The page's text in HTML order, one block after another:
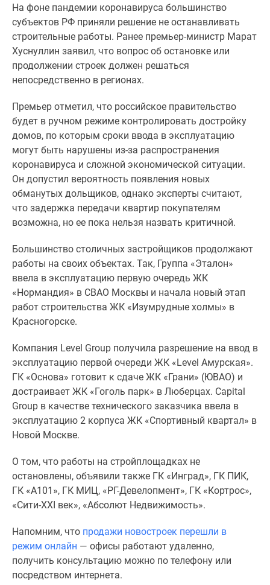
Специальные
предложения
Коммерческие
помещения
Продавцы
застройщики
Панорамы
новостроек
Видеообзор
новостроек
Экспертиза
новостроек
Экология
Подмосковья
Студии
комнатные
комнатные
комнатные
Квартиры
карте
Ипотечный
калькулятор
Семейная
Военная
ипотека
Банки
Медиа
Новости
недвижимости
Мнение
На фоне пандемии коронавируса большинство
субъектов РФ приняли решение не останавливать
строительные работы. Ранее премьер-министр Марат
Хуснуллин заявил, что вопрос об остановке или
продолжении строек должен решаться
непосредственно в регионах.
Премьер отметил, что российское правительство
будет в ручном режиме контролировать достройку
домов, по которым сроки ввода в эксплуатацию
могут быть нарушены из-за распространения
коронавируса и сложной экономической ситуации.
Он допустил вероятность появления новых
обманутых дольщиков, однако эксперты считают,
что задержка передачи квартир покупателям
возможна, но ее пока нельзя назвать критичной.
Большинство столичных застройщиков продолжают
работы на своих объектах. Так, Группа «Эталон»
ввела в эксплуатацию первую очередь ЖК
«Нормандия» в СВАО Москвы и начала новый этап
работ строительства ЖК «Изумрудные холмы» в
Красногорске.
Компания Level Group получила разрешение на ввод в
эксплуатацию первой очереди ЖК «Level Амурская».
ГК «Основа» готовит к сдаче ЖК «Грани» (ЮВАО) и
достраивает ЖК «Гоголь парк» в Люберцах. Capital
Group в качестве технического заказчика ввела в
эксплуатацию 2 корпуса ЖК «Спортивный квартал» в
Новой Москве.
О том, что работы на стройплощадках не
остановлены, объявили также ГК «Инград», ГК ПИК,
ГК «А101», ГК МИЦ, «РГ-Девелопмент», ГК «Кортрос»,
«Сити-XXI век», «Абсолют Недвижимость».
Напомним, что продажи новостроек перешли в
режим онлайн — офисы работают удаленно,
получить консультацию можно по телефону или
посредством интернета.